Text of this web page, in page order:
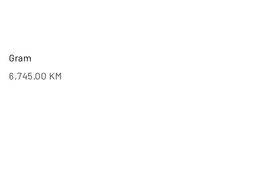
Gram
6,745.00 KM